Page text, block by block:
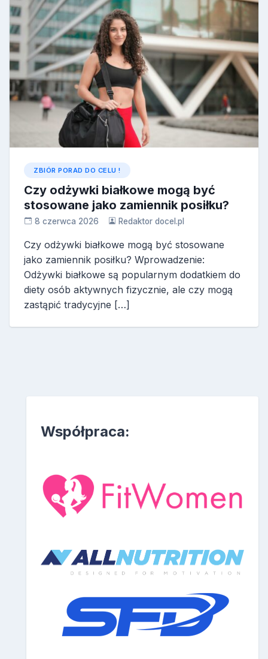
ZBIÓR PORAD DO CELU !
Czy odżywki białkowe mogą być
stosowane jako zamiennik posiłku?
8 czerwca 2026 Redaktor docel.pl
Czy odżywki białkowe mogą być stosowane
jako zamiennik posiłku? Wprowadzenie:
Odżywki białkowe są popularnym dodatkiem do
diety osób aktywnych fizycznie, ale czy mogą
zastąpić tradycyjne […]
Współpraca: